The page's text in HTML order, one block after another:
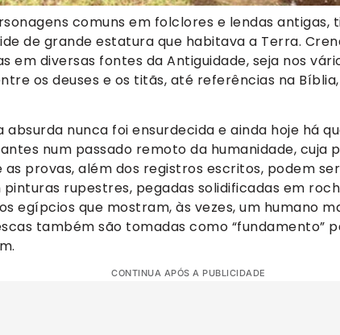
comuns em folclores e lendas antigas,
de grande estatura que habitava a Terra.
em diversas fontes da Antiguidade, seja nos
os deuses e os titãs, até referências na
absurda nunca foi ensurdecida e ainda hoje há
num passado remoto da humanidade, cuja
as provas, além dos registros escritos, podem
rupestres, pegadas solidificadas em
egípcios que mostram, às vezes, um humano
também são tomadas como “fundamento”
CONTINUA APÓS A PUBLICIDADE